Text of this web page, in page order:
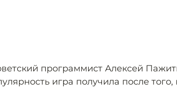
программист Алексей
игра получила после того,